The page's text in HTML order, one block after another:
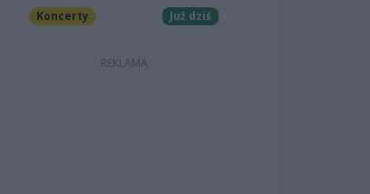
Koncerty Już dziś